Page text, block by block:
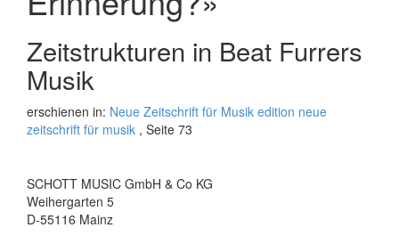
Zeitstrukturen in Beat Furrers
Musik
erschienen in: Neue Zeitschrift für Musik edition neue
zeitschrift für musik , Seite 73
SCHOTT MUSIC GmbH & Co KG
Weihergarten 5
D-55116 Mainz